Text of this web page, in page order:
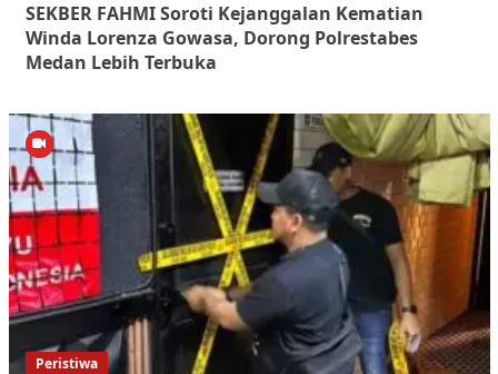
SEKBER FAHMI Soroti Kejanggalan Kematian
Winda Lorenza Gowasa, Dorong Polrestabes
Medan Lebih Terbuka
Peristiwa